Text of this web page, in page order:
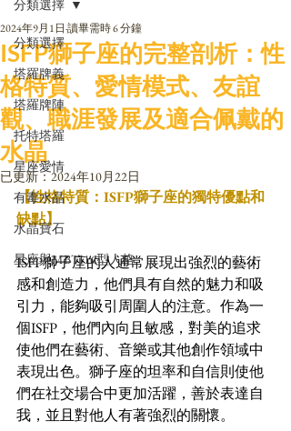
分類選擇
塔羅牌義
塔羅牌陣
托特塔羅
星座愛情
有毒水晶
水晶寶石
星座與MBTI16型人格
分類選擇
ISFP獅子座的完整剖析：性
格特質、愛情模式、友誼
觀、職涯發展及適合佩戴的
水晶
2024年9月1日 讀畢需時 6 分鐘
已更新：2024年10月22日
【性格特質：ISFP獅子座的獨特優點和
缺點】
ISFP獅子座的人通常展現出強烈的藝術
感和創造力，他們具有自然的魅力和吸
引力，能夠吸引周圍人的注意。作為一
個ISFP，他們內向且敏感，對美的追求
使他們在藝術、音樂或其他創作領域中
表現出色。獅子座的坦率和自信則使他
們在社交場合中更加活躍，善於表達自
我，並且對他人有著強烈的關懷。